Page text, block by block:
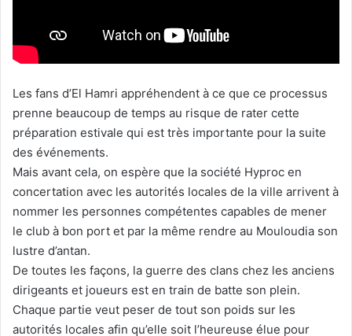
Les fans d’El Hamri appréhendent à ce que ce processus
prenne beaucoup de temps au risque de rater cette
préparation estivale qui est très importante pour la suite
des événements.
Mais avant cela, on espère que la société Hyproc en
concertation avec les autorités locales de la ville arrivent à
nommer les personnes compétentes capables de mener
le club à bon port et par la même rendre au Mouloudia son
lustre d’antan.
De toutes les façons, la guerre des clans chez les anciens
dirigeants et joueurs est en train de batte son plein.
Chaque partie veut peser de tout son poids sur les
autorités locales afin qu’elle soit l’heureuse élue pour